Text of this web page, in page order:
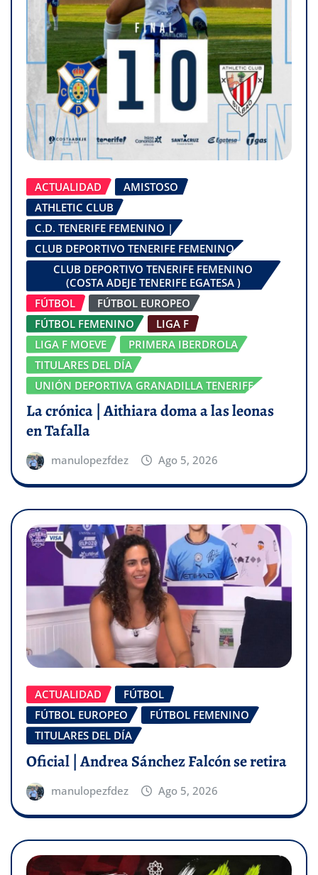
ACTUALIDAD
AMISTOSO
ATHLETIC CLUB
C.D. TENERIFE FEMENINO |
CLUB DEPORTIVO TENERIFE FEMENINO
CLUB DEPORTIVO TENERIFE FEMENINO
(COSTA ADEJE TENERIFE EGATESA )
FÚTBOL
FÚTBOL EUROPEO
FÚTBOL FEMENINO
LIGA F
LIGA F MOEVE
PRIMERA IBERDROLA
TITULARES DEL DÍA
UNIÓN DEPORTIVA GRANADILLA TENERIFE
La crónica | Aithiara doma a las leonas
en Tafalla
manulopezfdez Ago 5, 2026
ACTUALIDAD
FÚTBOL
FÚTBOL EUROPEO
FÚTBOL FEMENINO
TITULARES DEL DÍA
Oficial | Andrea Sánchez Falcón se retira
manulopezfdez Ago 5, 2026